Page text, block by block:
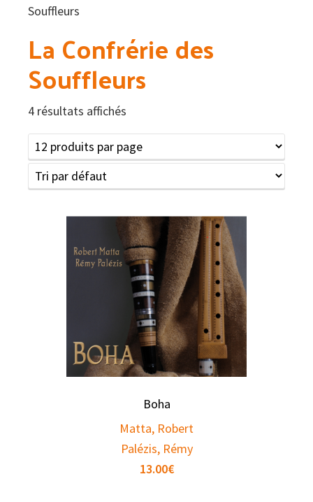
Souffleurs
La Confrérie des
Souffleurs
4 résultats affichés
Boha
Matta, Robert
Palézis, Rémy
13.00€